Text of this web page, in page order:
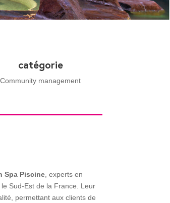
catégorie
Community management
Spa Piscine , experts en
Sud-Est de la France. Leur
permettant aux clients de